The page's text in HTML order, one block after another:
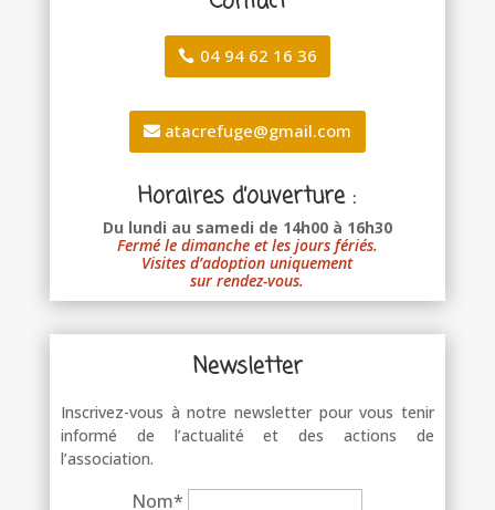
04 94 62 16 36
atacrefuge@gmail.com
Horaires d’ouverture :
Du lundi au samedi de 14h00 à 16h30
Fermé le dimanche et les jours fériés.
Visites d’adoption uniquement
sur rendez-vous.
Newsletter
Inscrivez-vous à notre newsletter pour vous tenir
informé de l’actualité et des actions de
l’association.
Nom*